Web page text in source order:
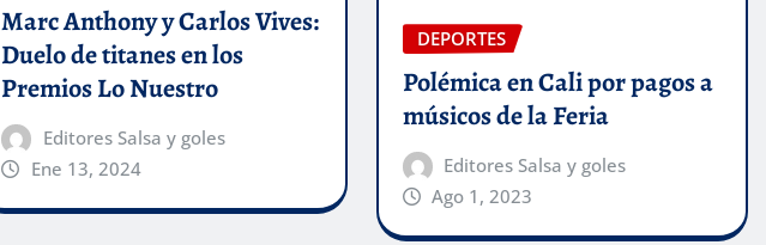
Marc Anthony y Carlos Vives:
Duelo de titanes en los
Premios Lo Nuestro
Editores Salsa y goles
Ene 13, 2024
DEPORTES
Polémica en Cali por pagos a
músicos de la Feria
Editores Salsa y goles
Ago 1, 2023